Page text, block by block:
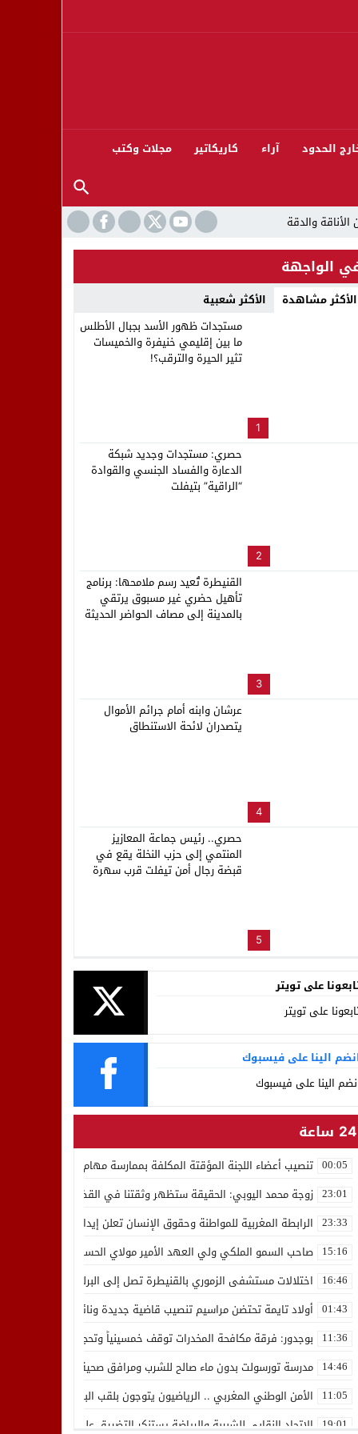
الحدود آراء كاريكاتير مجلات وكتب
بنزاهة النهائي
الواجهة
الأكثر مشاهدة الأكثر شعبية
1
مستجدات ظهور الأسد بجبال الأطلس
ما بين إقليمي خنيفرة والخميسات
تثير الحيرة والترقب؟!
2
حصري: مستجدات وجديد شبكة
الدعارة والفساد الجنسي والقوادة
“الراقية” بتيفلت
3
القنيطرة تُعيد رسم ملامحها: برنامج
تأهيل حضري غير مسبوق يرتقي
بالمدينة إلى مصاف الحواضر الحديثة
4
عرشان وابنه أمام جرائم الأموال
يتصدران لائحة الاستنطاق
5
حصري.. رئيس جماعة المعازيز
المنتمي إلى حزب النخلة يقع في
قبضة رجال أمن تيفلت قرب سهرة
على تويتر
على تويتر
الينا على فيسبوك
الينا على فيسبوك
24 ساعة
00:05 تنصيب أعضاء اللجنة المؤقتة المكلفة بممارسة مهام المجلس الوطني
23:01 زوجة محمد اليوبي: الحقيقة ستظهر وثقتنا في القضاء ثابتة
23:33 الرابطة المغربية للمواطنة وحقوق الإنسان تعلن إيداع رئيسها
15:16 صاحب السمو الملكي ولي العهد الأمير مولاي الحسن يدشن “برج
16:46 اختلالات مستشفى الزموري بالقنيطرة تصل إلى البرلمان واستقالة
01:43 أولاد تايمة تحتضن مراسيم تنصيب قاضية جديدة ونائب لوكيل الملك
11:36 بوجدور: فرقة مكافحة المخدرات توقف خمسينياً وتحجز 10 كيلوغرامات من الشيرا
14:46 مدرسة تورسولت بدون ماء صالح للشرب ومرافق صحية في وضعية
11:05 الأمن الوطني المغربي .. الرياضيون يتوجون بلقب البطولة العربية
19:01 الاتحاد النقابي للشبيبة والرياضة يستنكر التضييق على الموظفين